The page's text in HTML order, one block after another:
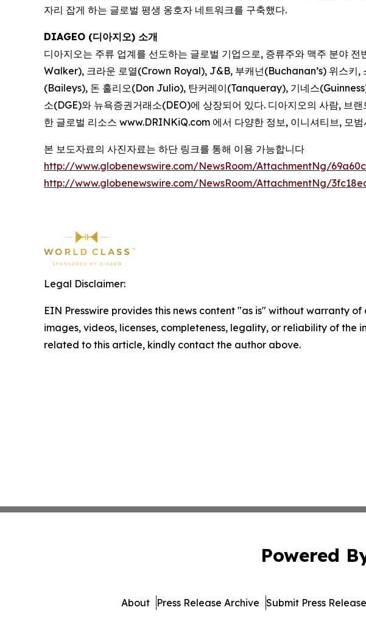
자리 잡게 하는 글로벌 평생 옹호자 네트워크를 구축했다.
DIAGEO (디아지오) 소개
디아지오는 주류 업계를 선도하는 글로벌 기업으로, 증류주와 맥주 분야
Walker), 크라운 로열(Crown Royal), J&B, 부캐넌(Buchanan’s) 위스
(Baileys), 돈 훌리오(Don Julio), 탄커레이(Tanqueray), 기네스
소(DGE)와 뉴욕증권거래소(DEO)에 상장되어 있다. 디아지오의 사람, 브
한 글로벌 리소스 www.DRINKiQ.com 에서 다양한 정보, 이니셔티브, 모
본 보도자료의 사진자료는 하단 링크를 통해 이용 가능합니다
http://www.globenewswire.com/NewsRoom/AttachmentNg/
http://www.globenewswire.com/NewsRoom/AttachmentNg/
Legal Disclaimer:
EIN Presswire provides this news content "as is" without warranty
images, videos, licenses, completeness, legality, or reliability of
related to this article, kindly contact the author above.
Powered
About Press Release Archive Submit Press Release